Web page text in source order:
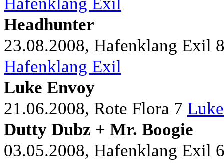
Headhunter
23.08.2008, Hafenklang Exil
Hafenklang Exil
Luke Envoy
21.06.2008, Rote Flora 7
Dutty Dubz + Mr. Boogie
03.05.2008, Hafenklang Exil